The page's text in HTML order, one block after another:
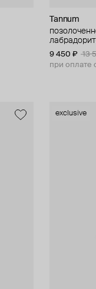
Tannum
9 450 ₽ 13
при оплате
exclusive